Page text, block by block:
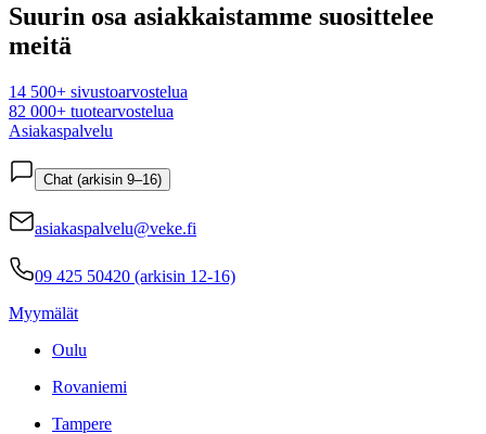
Suurin osa asiakkaistamme suosittelee
meitä
14 500+ sivustoarvostelua
82 000+ tuotearvostelua
Asiakaspalvelu
Chat (arkisin 9–16)
asiakaspalvelu@veke.fi
09 425 50420 (arkisin 12-16)
Myymälät
Oulu
Rovaniemi
Tampere